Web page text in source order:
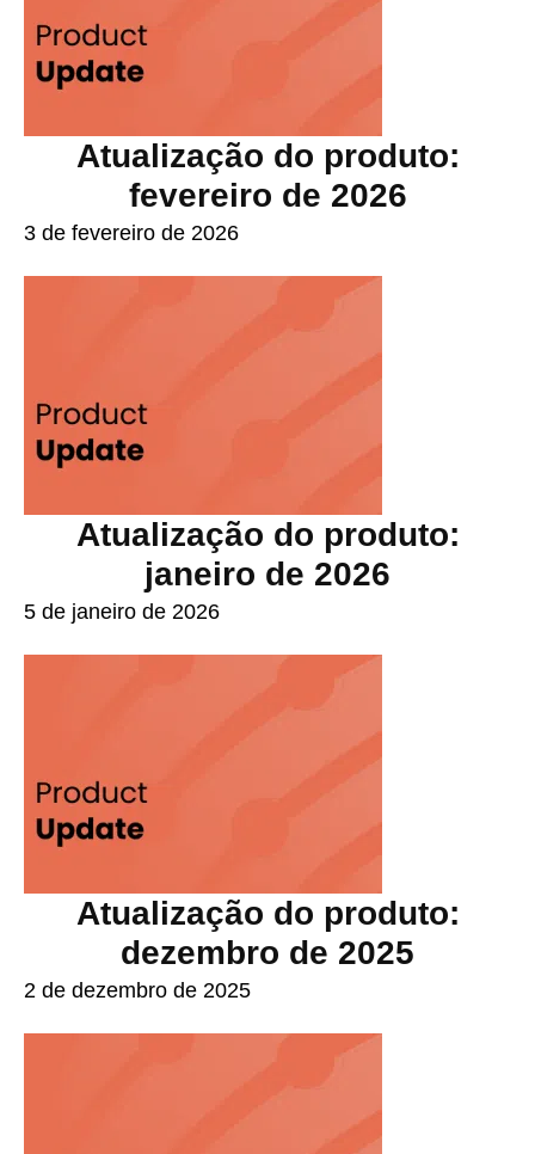
Atualização do produto:
fevereiro de 2026
3 de fevereiro de 2026
Atualização do produto:
janeiro de 2026
5 de janeiro de 2026
Atualização do produto:
dezembro de 2025
2 de dezembro de 2025